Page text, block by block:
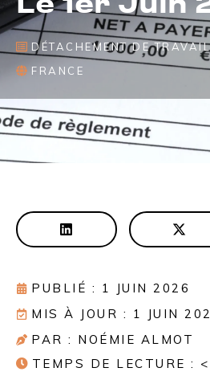
DÉTACHEMENT DE
FRANCE
PUBLIÉ : 1 JUIN 2026
MIS À JOUR : 1 JUIN
PAR : NOÉMIE ALMOT
TEMPS DE LECTURE :